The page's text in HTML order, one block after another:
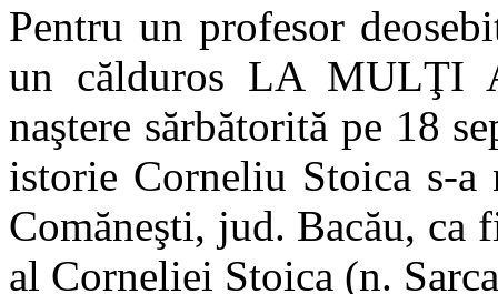
Pentru un profesor
un călduros LA MULŢI
naştere sărbătorită pe 18
istorie Corneliu Stoica s-a
Comăneşti, jud. Bacău, ca
al Corneliei Stoica (n.